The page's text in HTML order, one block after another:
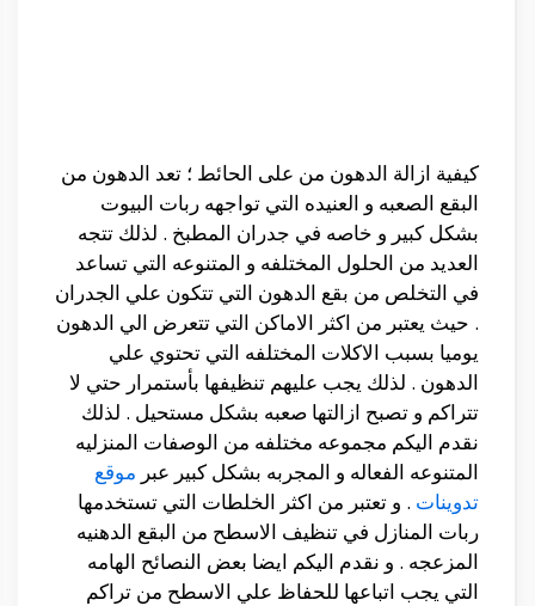
كيفية ازالة الدهون من على الحائط ؛ تعد الدهون من
البقع الصعبه و العنيده التي تواجهه ربات البيوت
بشكل كبير و خاصه في جدران المطبخ . لذلك تتجه
العديد من الحلول المختلفه و المتنوعه التي تساعد
في التخلص من بقع الدهون التي تتكون علي الجدران
. حيث يعتبر من اكثر الاماكن التي تتعرض الي الدهون
يوميا بسبب الاكلات المختلفه التي تحتوي علي
الدهون . لذلك يجب عليهم تنظيفها بأستمرار حتي لا
تتراكم و تصبح ازالتها صعبه بشكل مستحيل . لذلك
نقدم اليكم مجموعه مختلفه من الوصفات المنزليه
المتنوعه الفعاله و المجربه بشكل كبير عبر موقع
تدوينات . و تعتبر من اكثر الخلطات التي تستخدمها
ربات المنازل في تنظيف الاسطح من البقع الدهنيه
المزعجه . و نقدم اليكم ايضا بعض النصائح الهامه
التي يجب اتباعها للحفاظ علي الاسطح من تراكم